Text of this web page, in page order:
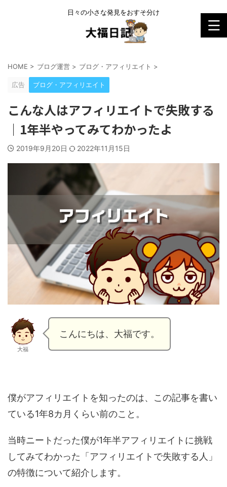
日々の小さな発見をおすそ分け
HOME > ブログ運営 > ブログ・アフィリエイト >
広告 ブログ・アフィリエイト
こんな人はアフィリエイトで失敗する
｜1年半やってみてわかったよ
2019年9月20日 2022年11月15日
大福
こんにちは、大福です。
僕がアフィリエイトを知ったのは、この記事を書い
ている1年8カ月くらい前のこと。
当時ニートだった僕が1年半アフィリエイトに挑戦
してみてわかった「アフィリエイトで失敗する人」
の特徴について紹介します。